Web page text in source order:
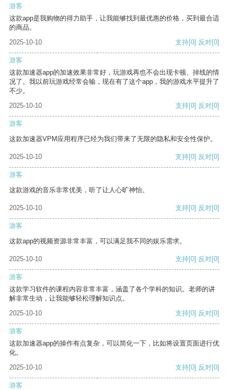
游客
这款app是我购物的得力助手，让我能够找到最优惠的价格，买到最合适
的商品。
2025-10-10
支持[0] 反对[0]
游客
这款加速器app的加速效果非常好，玩游戏再也不会出现卡顿、掉线的情
况了。我以前玩游戏经常会输，现在有了这个app，我的游戏水平提升了
不少。
2025-10-10
支持[0] 反对[0]
游客
这款加速器VPM应用程序已经为我们带来了无限的隐私和安全性保护。
2025-10-10 支持[0] 反对[0]
游客
这款游戏的音乐非常优美，听了让人心旷神怡。
2025-10-10 支持[0] 反对[0]
游客
这款app的视频资源非常丰富，可以满足我不同的娱乐需求。
2025-10-10 支持[0] 反对[0]
游客
这款学习软件的课程内容非常丰富，涵盖了各个学科的知识。老师的讲
解非常生动，让我能够轻松理解知识点。
2025-10-10
支持[0] 反对[0]
游客
这款加速器app的操作有点复杂，可以简化一下，比如将设置页面进行优
化。
2025-10-10
支持[0] 反对[0]
游客